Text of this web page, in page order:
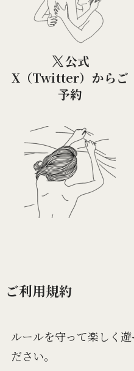
公式
X（Twitter）からご
予約
ご利用規約
ルールを守って楽しく
ださい。